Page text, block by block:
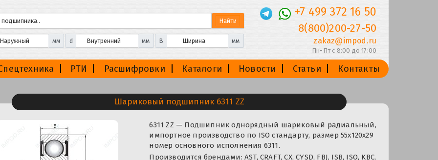
мм d мм B мм
+7 499 372 16 50
8(800)200-27-50
zakaz@impod.ru
Пн-Пт с 8:00 до 17:00
РТИ Расшифровки Каталоги Новости Статьи Контакты
Шариковый подшипник 6311 ZZ
6311 ZZ — Подшипник однорядный шариковый радиальный,
импортное производство по ISO стандарту, размер 55x120x29
номер основного исполнения 6311.
Производится брендами: AST, CRAFT, CX, CYSD, FBJ, ISB, ISO, KBC,